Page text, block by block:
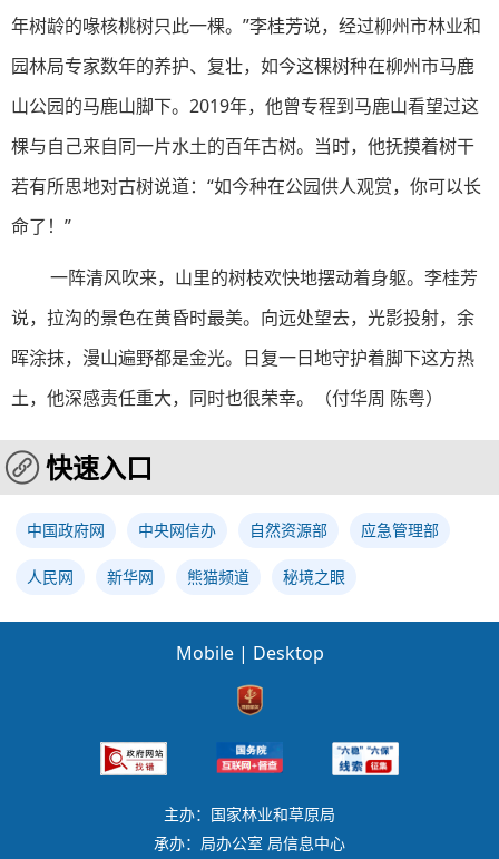
年树龄的喙核桃树只此一棵。”李桂芳说，经过柳州市林业和
园林局专家数年的养护、复壮，如今这棵树种在柳州市马鹿
山公园的马鹿山脚下。2019年，他曾专程到马鹿山看望过这
棵与自己来自同一片水土的百年古树。当时，他抚摸着树干
若有所思地对古树说道：“如今种在公园供人观赏，你可以长
命了！”
一阵清风吹来，山里的树枝欢快地摆动着身躯。李桂芳
说，拉沟的景色在黄昏时最美。向远处望去，光影投射，余
晖涂抹，漫山遍野都是金光。日复一日地守护着脚下这方热
土，他深感责任重大，同时也很荣幸。（付华周 陈粤）
快速入口
中国政府网 中央网信办 自然资源部 应急管理部
人民网 新华网 熊猫频道 秘境之眼
Mobile | Desktop
主办：国家林业和草原局
承办：局办公室 局信息中心